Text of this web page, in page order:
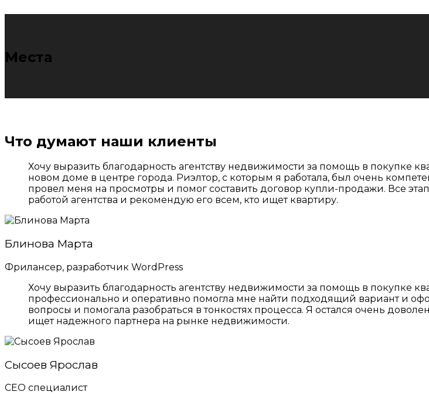
Места
Что думают наши клиенты
Хочу выразить благодарность агентству недвижимости за помощь в покупке
новом доме в центре города. Риэлтор, с которым я работала, был очень
провел меня на просмотры и помог составить договор купли-продажи. Все
работой агентства и рекомендую его всем, кто ищет квартиру.
Блинова Марта
Фрилансер, разработчик WordPress
Хочу выразить благодарность агентству недвижимости за помощь в покупке
профессионально и оперативно помогла мне найти подходящий вариант и
вопросы и помогала разобраться в тонкостях процесса. Я остался очень
ищет надежного партнера на рынке недвижимости.
Сысоев Ярослав
СЕО специалист